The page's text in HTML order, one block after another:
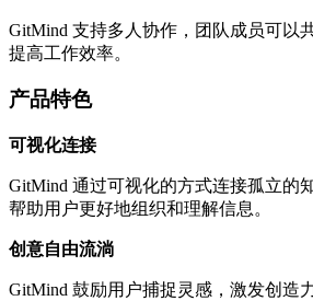
GitMind 支持多人协作，团队成员可以
提高工作效率。
产品特色
可视化连接
GitMind 通过可视化的方式连接孤立的
帮助用户更好地组织和理解信息。
创意自由流淌
GitMind 鼓励用户捕捉灵感，激发创造